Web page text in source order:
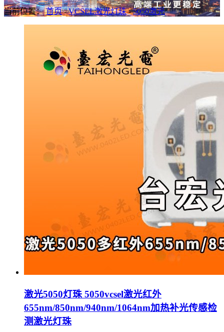
当前位置：首页-VCSEL激光灯珠-5050激光
激光5050灯珠 5050vcsel激光红外
655nm/850nm/940nm/1064nm加热补光传感检
测激光灯珠